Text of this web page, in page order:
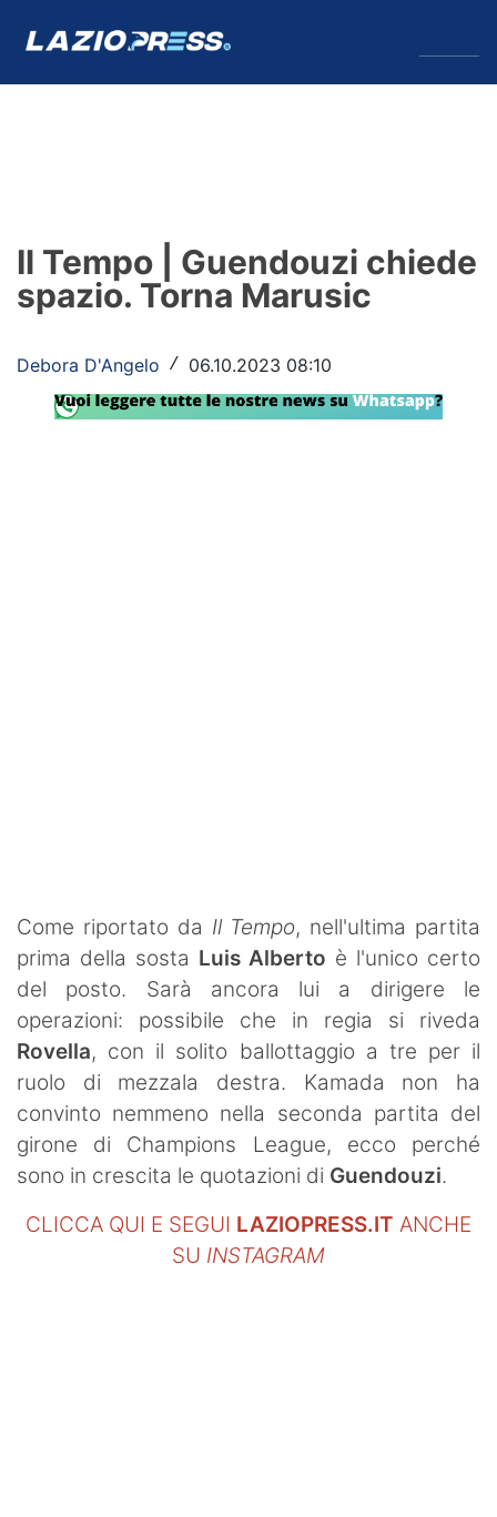
Formello
Primavera
Tennis
Vela
SHOP LAZIO
Contatti
Il Tempo | Guendouzi chiede
spazio. Torna Marusic
Debora D'Angelo / 06.10.2023 08:10
Come riportato da Il Tempo, nell'ultima partita
prima della sosta Luis Alberto è l'unico certo
del posto. Sarà ancora lui a dirigere le
operazioni: possibile che in regia si riveda
Rovella, con il solito ballottaggio a tre per il
ruolo di mezzala destra. Kamada non ha
convinto nemmeno nella seconda partita del
girone di Champions League, ecco perché
sono in crescita le quotazioni di Guendouzi.
CLICCA QUI E SEGUI LAZIOPRESS.IT ANCHE
SU INSTAGRAM